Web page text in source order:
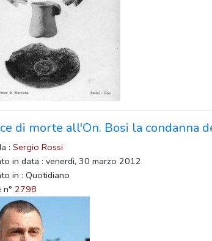
di morte all'On. Bosi la condanna
: Sergio Rossi
in data : venerdì, 30 marzo 2012
in : Quotidiano
n° 2798